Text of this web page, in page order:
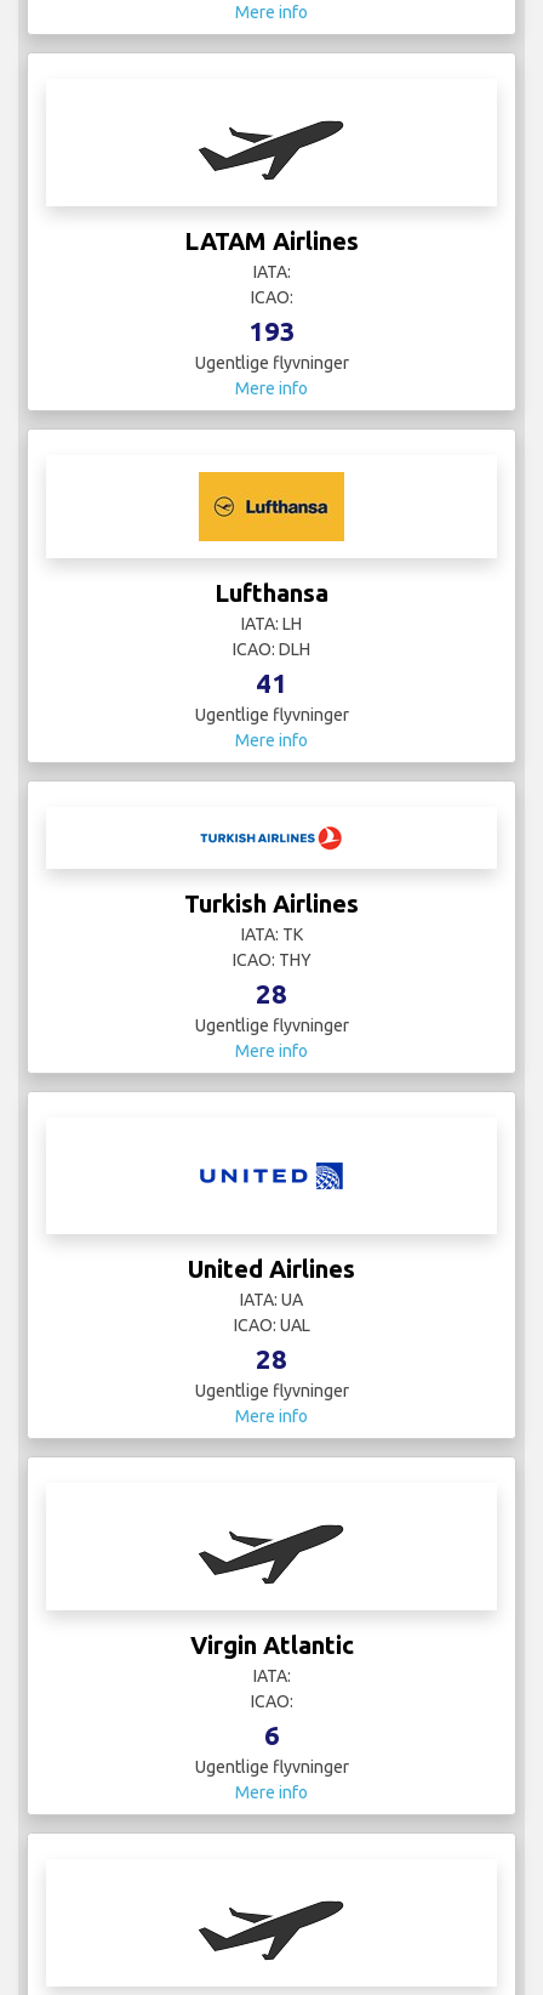
Mere info
LATAM Airlines
IATA:
ICAO:
193
Ugentlige flyvninger
Mere info
Lufthansa
IATA: LH
ICAO: DLH
41
Ugentlige flyvninger
Mere info
Turkish Airlines
IATA: TK
ICAO: THY
28
Ugentlige flyvninger
Mere info
United Airlines
IATA: UA
ICAO: UAL
28
Ugentlige flyvninger
Mere info
Virgin Atlantic
IATA:
ICAO:
6
Ugentlige flyvninger
Mere info